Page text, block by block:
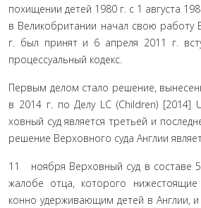
похищении детей 1980 г. с 1 августа
в Великобритании начал свою работу
г. был принят и 6 апреля 2011 г.
процессуальный кодекс.
Первым делом стало решение,
в 2014 г. по Делу LC (Children) [2014]
ховный суд является третьей и
решение Верховного суда Англии
11 ноября Верховный суд в составе 5
жалобе отца, которого
конно удерживающим детей в Англии,